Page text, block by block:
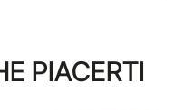
PIACERTI